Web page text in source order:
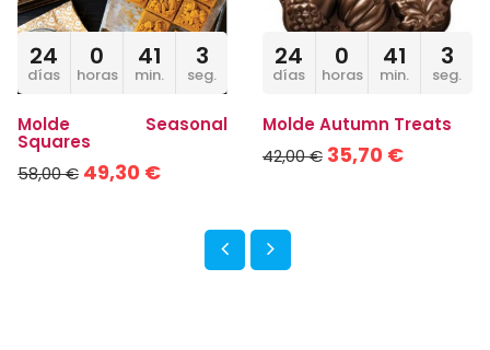
24
días
0
horas
41
min.
2
seg.
Molde Seasonal
Squares
58,00 € 49,30 €
24
días
0
horas
41
min.
2
seg.
Molde Autumn Treats
42,00 € 35,70 €